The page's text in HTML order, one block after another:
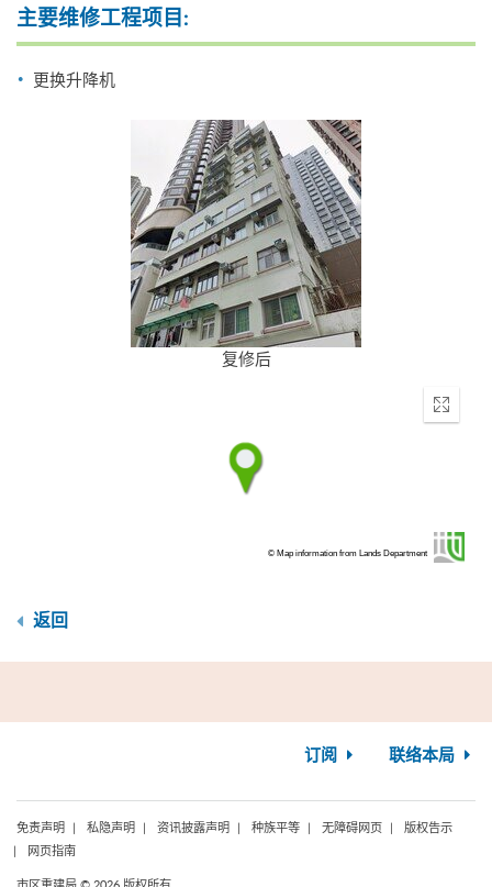
主要维修工程项目:
更换升降机
复修后
Enter
© Map information from Lands Department
返回
订阅 联络本局
免责声明 私隐声明 资讯披露声明 种族平等 无障碍网页
版权告示
网页指南